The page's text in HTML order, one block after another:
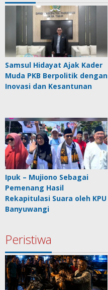
Samsul Hidayat Ajak Kader
Muda PKB Berpolitik dengan
Inovasi dan Kesantunan
Ipuk – Mujiono Sebagai
Pemenang Hasil
Rekapitulasi Suara oleh KPU
Banyuwangi
Peristiwa